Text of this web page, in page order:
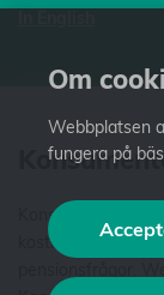
kostnadsfri fakta
Om
Webbplatsen
fungera på